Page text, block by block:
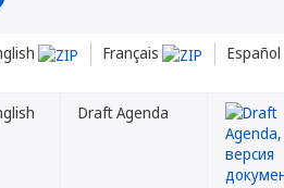
Français Español
Draft Agenda